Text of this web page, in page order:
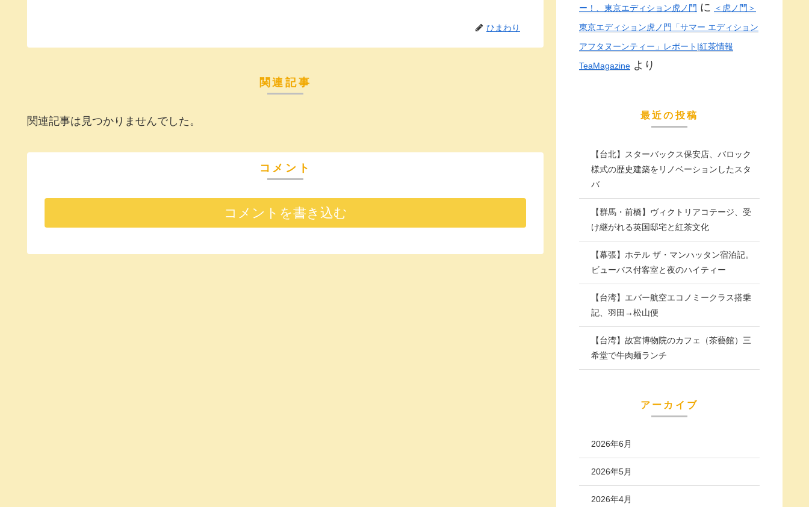
ひまわり
関連記事
関連記事は見つかりませんでした。
コメント
コメントを書き込む
ー！、東京エディション虎ノ門 に
＜虎ノ門＞
東京エディション虎ノ門「サマー エディション
アフタヌーンティー」レポート|紅茶情報
TeaMagazine より
最近の投稿
【台北】スターバックス保安店、バロック
様式の歴史建築をリノベーションしたスタ
バ
【群馬・前橋】ヴィクトリアコテージ、受
け継がれる英国邸宅と紅茶文化
【幕張】ホテル ザ・マンハッタン宿泊記。
ビューバス付客室と夜のハイティー
【台湾】エバー航空エコノミークラス搭乗
記、羽田→松山便
【台湾】故宮博物院のカフェ（茶藝館）三
希堂で牛肉麺ランチ
アーカイブ
2026年6月
2026年5月
2026年4月